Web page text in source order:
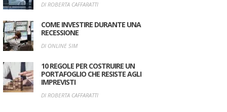
DI ROBERTA CAFFARATTI
COME INVESTIRE DURANTE UNA
RECESSIONE
DI ONLINE SIM
10 REGOLE PER COSTRUIRE UN
PORTAFOGLIO CHE RESISTE AGLI
IMPREVISTI
DI ROBERTA CAFFARATTI